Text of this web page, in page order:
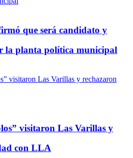
que será candidato y
la planta política municipal
visitaron Las Varillas y
con LLA